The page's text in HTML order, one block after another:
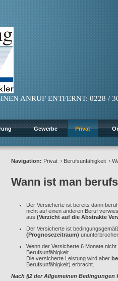
ANRUF ENTFERNT: 0228 /
Gewerbe Privat
Navigation: Privat Berufsunfähigkeit
Wann ist man
Der Versicherte ist bereits dann
nicht auf einen anderen Beruf
aus (Verzicht auf die Abstrakte
Der Versicherte ist
(Prognosezeitraum)
Wenn der Versicherte 6 Monate
Berufsunfähigkeit.
Die versicherte Leistung wird aber
Berufsunfähigkeit) erbracht.
Nach §2 der Allgemeinen